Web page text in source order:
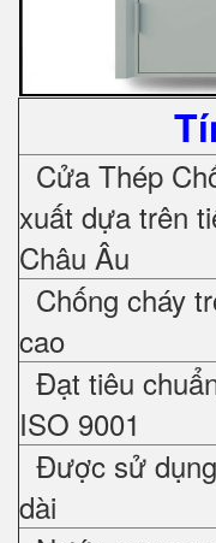
Cửa Thép
xuất dựa trên
Châu Âu
Chống cháy
cao
Đạt tiêu
ISO 9001
Được sử
dài